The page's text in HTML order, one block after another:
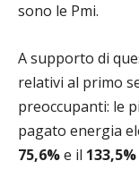
sono le Pmi.
A supporto di
relativi al primo
preoccupanti: le
pagato energia
75,6%e il 133,5%